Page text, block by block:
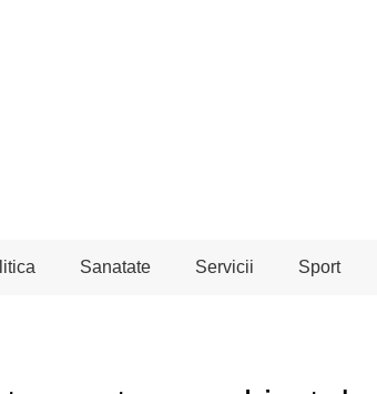
Sanatate Servicii Sport